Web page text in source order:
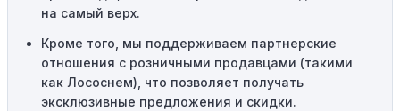
службу поддержки.
на самый верх.
Кроме того, мы поддерживаем партнерские
отношения с розничными продавцами (такими
как Лососнем), что позволяет получать
эксклюзивные предложения и скидки.